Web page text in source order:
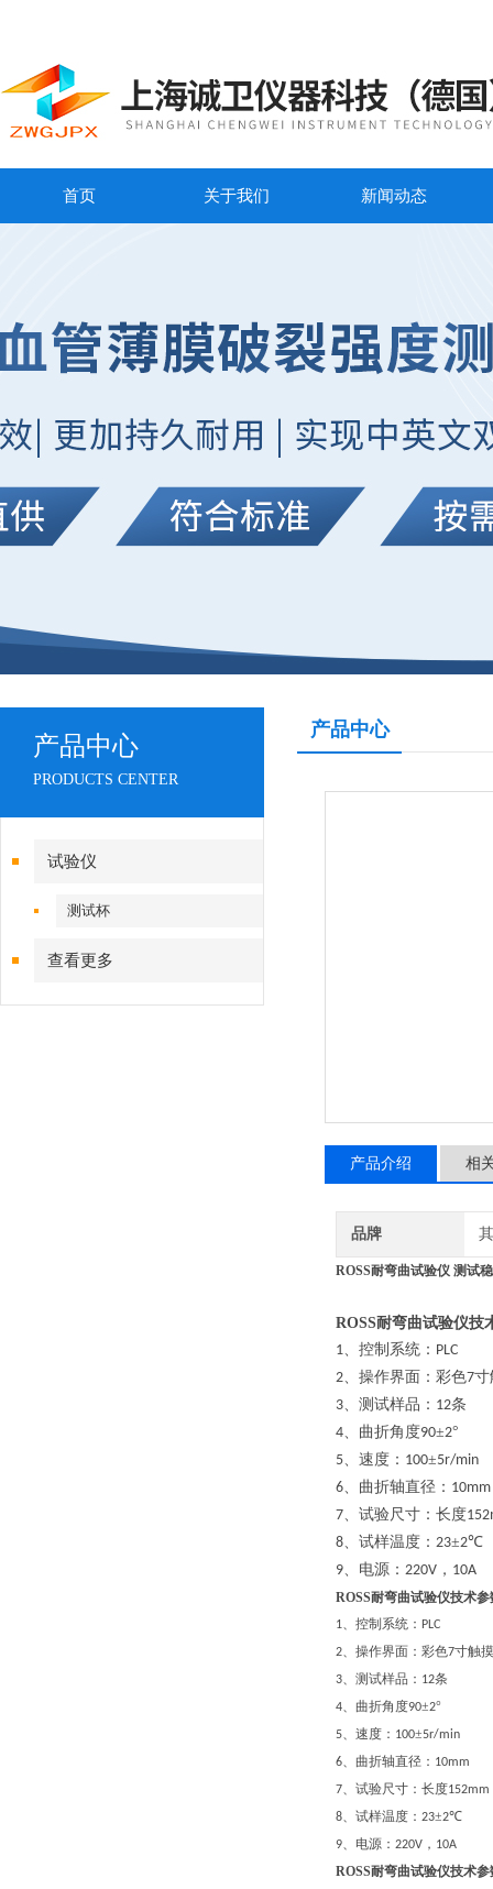
首页 关于我们 新闻动态
产品中心
PRODUCTS CENTER
试验仪
测试杯
查看更多
产品中心
产品介绍 相
品牌
ROSS耐弯曲试验仪 测试
ROSS耐弯曲试验仪技
1、控制系统： PLC
2、操作界面：彩色7寸
3、测试样品： 12条
4、曲折角度90±2°
5、速度： 100±5r/min
6、曲折轴直径： 10mm
7、试验尺寸：长度
8、试样温度： 23±2℃
9、电源： 220V ， 10A
ROSS耐弯曲试验仪技术参
1、控制系统： PLC
2、操作界面：彩色7寸触
3、测试样品： 12条
4、曲折角度90±2°
5、速度： 100±5r/min
6、曲折轴直径： 10mm
7、试验尺寸：长度152mm
8、试样温度： 23±2℃
9、电源： 220V ， 10A
ROSS耐弯曲试验仪技术参